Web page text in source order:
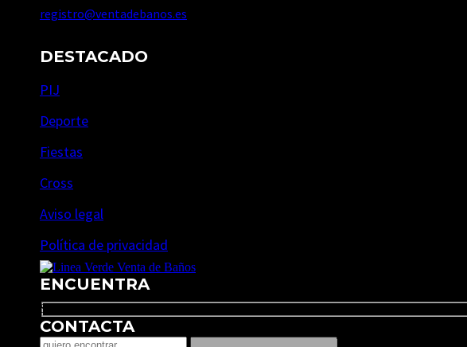
registro@ventadebanos.es
DESTACADO
PIJ
Deporte
Fiestas
Cross
Aviso legal
Política de privacidad
ENCUENTRA
Search
CONTACTA